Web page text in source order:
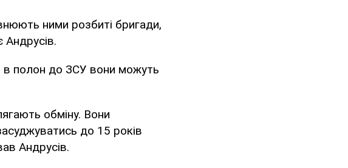
ними розбиті бригади,
Андрусів.
в полон до ЗСУ вони можуть
обміну. Вони
до 15 років
Андрусів.